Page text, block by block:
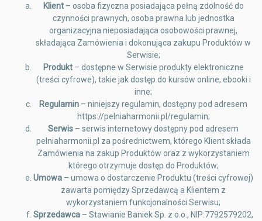
Klient – osoba fizyczna posiadająca pełną zdolność do
czynności prawnych, osoba prawna lub jednostka
organizacyjna nieposiadająca osobowości prawnej,
składająca Zamówienia i dokonująca zakupu Produktów w
Serwisie;
Produkt – dostępne w Serwisie produkty elektroniczne
(treści cyfrowe), takie jak dostęp do kursów online, ebooki i
inne;
Regulamin – niniejszy regulamin, dostępny pod adresem
https://pelniaharmonii.pl/regulamin;
Serwis – serwis internetowy dostępny pod adresem
pelniaharmonii.pl za pośrednictwem, którego Klient składa
Zamówienia na zakup Produktów oraz z wykorzystaniem
którego otrzymuje dostęp do Produktów;
Umowa – umowa o dostarczenie Produktu (treści cyfrowej)
zawarta pomiędzy Sprzedawcą a Klientem z
wykorzystaniem funkcjonalności Serwisu;
Sprzedawca – Stawianie Baniek Sp. z o.o., NIP:7792579202,